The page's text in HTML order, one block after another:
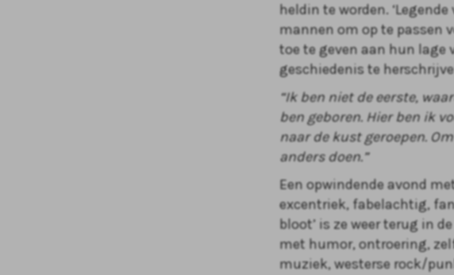
heldin te worden.
mannen om op te passen
toe te geven aan hun lage
geschiedenis te
“Ik ben niet de eerste,
ben geboren. Hier ben ik
naar de kust geroepen.
anders doen.”
Een opwindende avond
excentriek, fabelachtig,
bloot’ is ze weer terug in
met humor, ontroering,
muziek, westerse rock/